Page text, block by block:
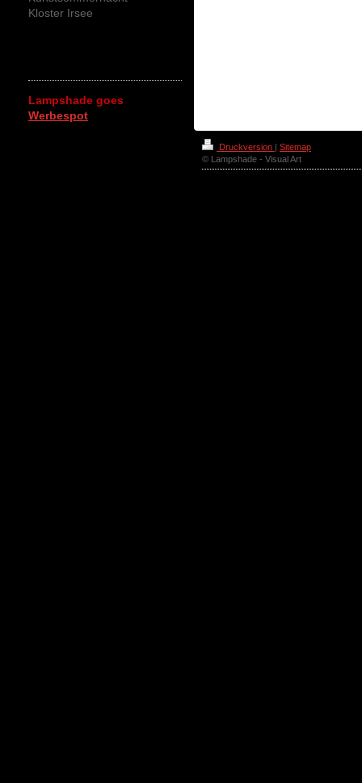
Kloster Irsee
Lampshade goes
Werbespot
Druckversion | Sitemap
© Lampshade - Visual Art